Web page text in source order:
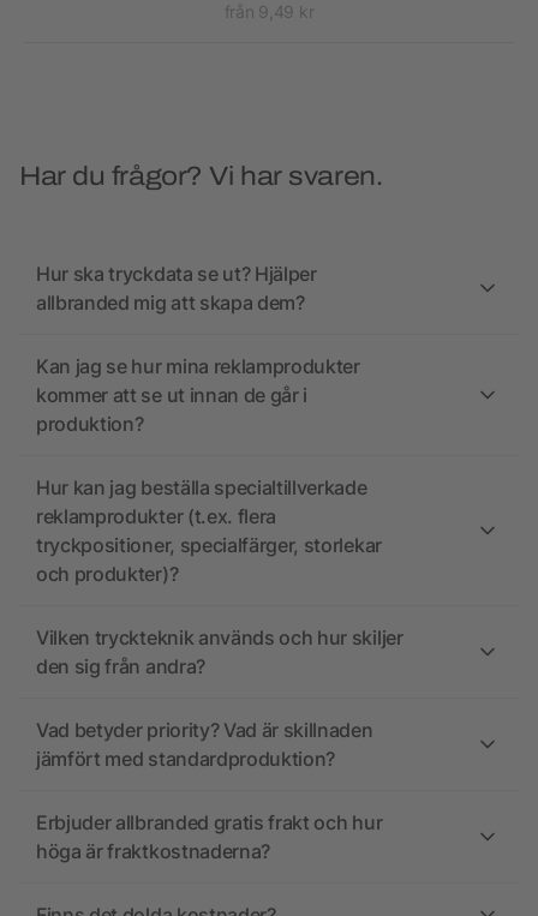
från 9,49 kr
Har du frågor? Vi har svaren.
Hur ska tryckdata se ut? Hjälper
allbranded mig att skapa dem?
Kan jag se hur mina reklamprodukter
kommer att se ut innan de går i
produktion?
Hur kan jag beställa specialtillverkade
reklamprodukter (t.ex. flera
tryckpositioner, specialfärger, storlekar
och produkter)?
Vilken tryckteknik används och hur skiljer
den sig från andra?
Vad betyder priority? Vad är skillnaden
jämfört med standardproduktion?
Erbjuder allbranded gratis frakt och hur
höga är fraktkostnaderna?